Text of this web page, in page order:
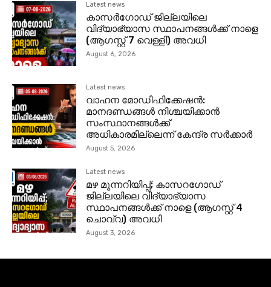
Latest news
കാസര്‍ഗോഡ്‌ ജില്ലയിലെ
വിദ്യാഭ്യാസ സ്ഥാപനങ്ങള്‍ക്ക് നാളെ
(ആഗസ്റ്റ് 7 വെള്ളി) അവധി
August 6, 2026
Latest news
വാഹന മോഡിഫിക്കേഷൻ:
മാനദണ്ഡങ്ങൾ നിശ്ചയിക്കാൻ
സംസ്ഥാനങ്ങൾക്ക്
അധികാരമില്ലെന്ന് കേന്ദ്ര സർക്കാർ
August 5, 2026
Latest news
മഴ മുന്നറിയിപ്പ്; കാസറഗോഡ്
ജില്ലയിലെ വിദ്യാഭ്യാസ
സ്ഥാപനങ്ങള്‍ക്ക് നാളെ (ആഗസ്റ്റ് 4
ചൊവ്വ) അവധി
August 3, 2026